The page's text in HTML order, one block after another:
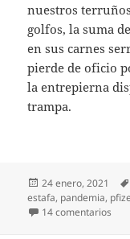
nuestros
golfos, la suma
en sus carnes
pierde de oficio
la entrepierna
trampa.
Publicado
el
24 enero, 2021
estafa, pandemia,
14 comentarios